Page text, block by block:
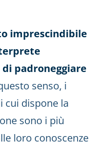
imprescindibile
padroneggiare
senso, i
dispone la
sono i più
loro conoscenze